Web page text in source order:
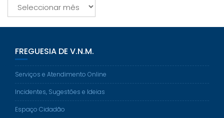
FREGUESIA DE V.N.M.
Serviços e Atendimento Online
Incidentes, Sugestões e Ideias
Espaço Cidadão